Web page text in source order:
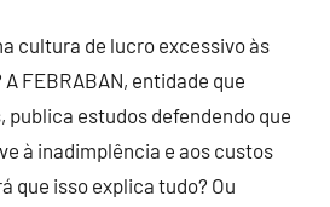
cultura de lucro excessivo às
FEBRABAN, entidade que
publica estudos defendendo que
à inadimplência e aos custos
que isso explica tudo? Ou